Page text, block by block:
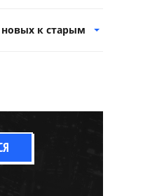
к старым